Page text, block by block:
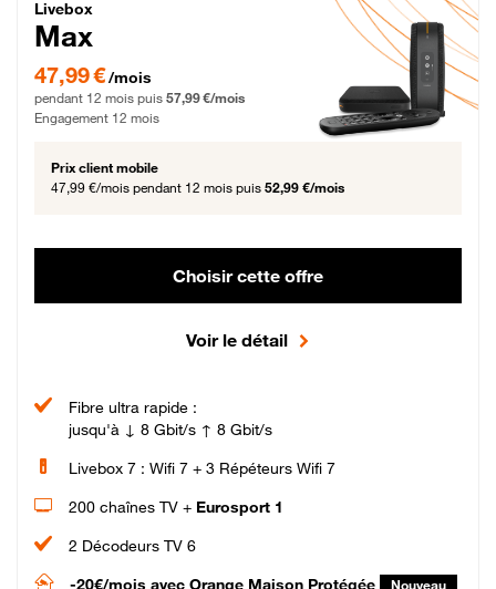
Livebox Max Fibre
Livebox
Max
47,99 € par mois pendant 12 mois puis 57,99 € par mois, Engagement 12 mois
47,99 €/mois
pendant 12 mois puis 57,99 €/mois
Engagement 12 mois
Prix client mobile
47,99 €/mois pendant 12 mois puis 52,99 €/mois
Choisir cette offre
Voir le détail
Fibre ultra rapide :
jusqu'à ↓ 8 Gbit/s ↑ 8 Gbit/s
Livebox 7 : Wifi 7 + 3 Répéteurs Wifi 7
200 chaînes TV + Eurosport 1
2 Décodeurs TV 6
-20€/mois avec Orange Maison Protégée Nouveau